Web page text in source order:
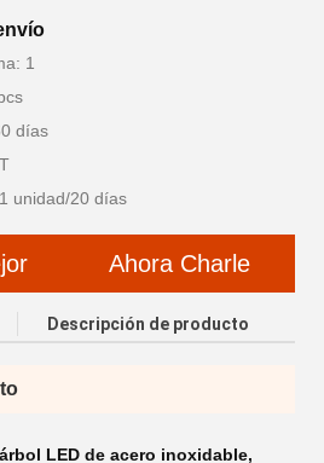
1
días
unidad/20 días
Ahora Charle
Descripción de producto
LED de acero inoxidable,